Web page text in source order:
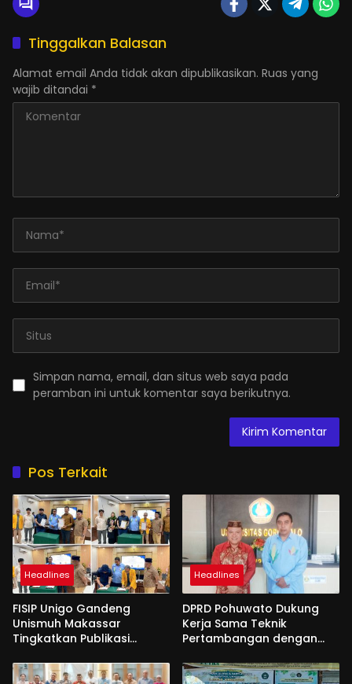
Tinggalkan Balasan
Alamat email Anda tidak akan dipublikasikan. Ruas yang
wajib ditandai *
Simpan nama, email, dan situs web saya pada
peramban ini untuk komentar saya berikutnya.
Pos Terkait
Headlines
FISIP Unigo Gandeng
Unismuh Makassar
Tingkatkan Publikasi
Headlines
DPRD Pohuwato Dukung
Kerja Sama Teknik
Pertambangan dengan